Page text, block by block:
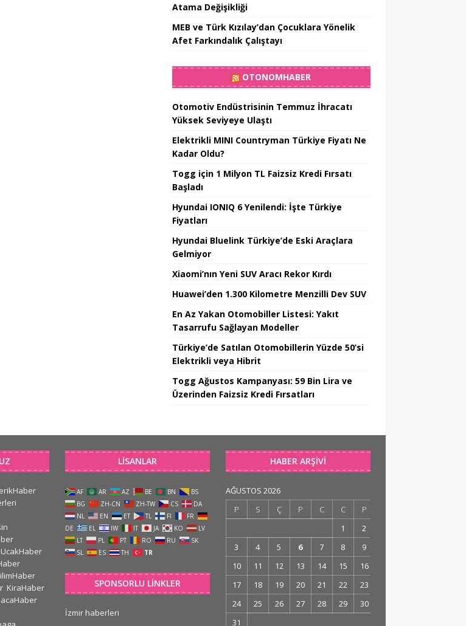
Atama Değişikliği
MEB ve Türk Kızılay’dan Çocuklara Yönelik
Afet Farkındalık Çalıştayı
OTONOMHABER
Otomotiv Endüstrisinin Temmuz İhracatı
Yüksek Seviyeye Ulaştı
Elektrikli MINI Countryman Türkiye Fiyatı Ne
Kadar Oldu?
Togg için 1 Milyon TL Faizsiz Kredi Fırsatı
Başladı
Hyundai IONIQ 6 Yenilendi: İşte Türkiye
Fiyatları
Hyundai Bluelink Türkiye’de Eski Araçlara
Gelmiyor
Xiaomi’nın Yeni SUV Aracı Rekor Kırdı
Huawei’den 1.300 Kilometre Menzilli Dev SUV
En Az Yakan Otomobiller Listesi: Yakıt
Tasarrufu Sağlayan Modeller
Türkiye’de Satılan Otomobillerin Yüzde 50’si
Elektrikli veya Hibrit
Togg Ağustos Kampanyası: 59 Bin Lira ve
Üzerinden Faizsiz Kredi Fırsatları
UcakHaber
KiraHaber
LISANLAR
AF AR AZ BE BN
BS
BG
ZH-CN ZH-TW CS
DA
NL
EN ET TL FI
FR
DE
EL IW IT JA KO
LV
LT
PL PT RO RU
SK
SL
ES TH TR
SPONSORLU LINKLER
İzmir haberleri
HABER ARŞIVI
AĞUSTOS 2026
P
S Ç P C C
P
1
2
3
4 5 6 7 8
9
10
11 12 13 14 15
16
17
18 19 20 21 22
23
24
25 26 27 28 29
30
31